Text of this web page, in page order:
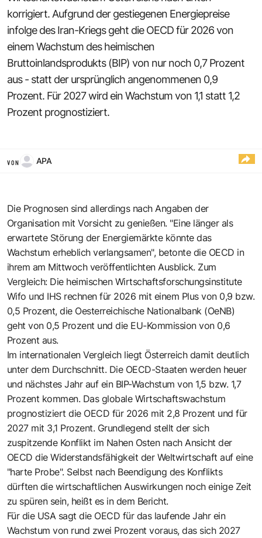
korrigiert. Aufgrund der gestiegenen Energiepreise
infolge des Iran-Kriegs geht die OECD für 2026 von
einem Wachstum des heimischen
Bruttoinlandsprodukts (BIP) von nur noch 0,7 Prozent
aus - statt der ursprünglich angenommenen 0,9
Prozent. Für 2027 wird ein Wachstum von 1,1 statt 1,2
Prozent prognostiziert.
VON APA
Die Prognosen sind allerdings nach Angaben der
Organisation mit Vorsicht zu genießen. "Eine länger als
erwartete Störung der Energiemärkte könnte das
Wachstum erheblich verlangsamen", betonte die OECD in
ihrem am Mittwoch veröffentlichten Ausblick. Zum
Vergleich: Die heimischen Wirtschaftsforschungsinstitute
Wifo und IHS rechnen für 2026 mit einem Plus von 0,9 bzw.
0,5 Prozent, die Oesterreichische Nationalbank (OeNB)
geht von 0,5 Prozent und die EU-Kommission von 0,6
Prozent aus.
Im internationalen Vergleich liegt Österreich damit deutlich
unter dem Durchschnitt. Die OECD-Staaten werden heuer
und nächstes Jahr auf ein BIP-Wachstum von 1,5 bzw. 1,7
Prozent kommen. Das globale Wirtschaftswachstum
prognostiziert die OECD für 2026 mit 2,8 Prozent und für
2027 mit 3,1 Prozent. Grundlegend stellt der sich
zuspitzende Konflikt im Nahen Osten nach Ansicht der
OECD die Widerstandsfähigkeit der Weltwirtschaft auf eine
"harte Probe". Selbst nach Beendigung des Konflikts
dürften die wirtschaftlichen Auswirkungen noch einige Zeit
zu spüren sein, heißt es in dem Bericht.
Für die USA sagt die OECD für das laufende Jahr ein
Wachstum von rund zwei Prozent voraus, das sich 2027